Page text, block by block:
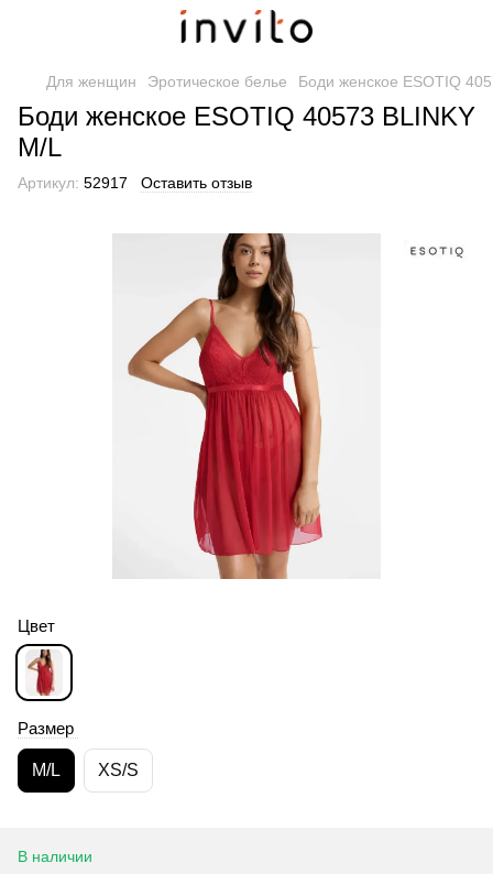
Для женщин Эротическое белье Боди женское ESOTIQ
Боди женское ESOTIQ 40573 BLINKY
M/L
Артикул: 52917 Оставить отзыв
Цвет
Размер
M/L XS/S
В наличии